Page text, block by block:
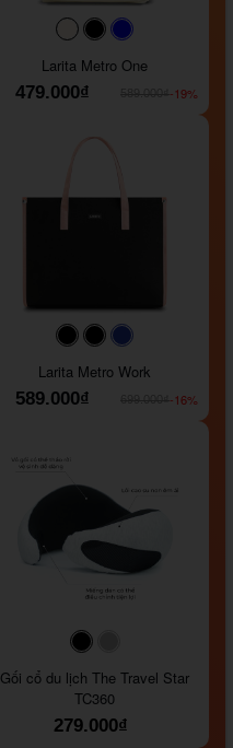
#faf0e6#000000
Larita Metro One
479.000₫
-19%
#000000#000000
Larita Metro Work
589.000₫
-16%
#000000
Gối cổ du lịch The Travel Star
TC360
279.000₫